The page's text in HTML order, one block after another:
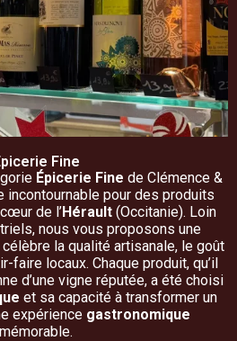
Fine
Épicerie Fine de Clémence &
incontournable pour des produits
de l’Hérault(Occitanie). Loin
nous vous proposons une
la qualité artisanale, le goût
faire locaux. Chaque produit, qu’il
d’une vigne réputée, a été choisi
et sa capacité à transformer un
expérience gastronomique
mémorable.